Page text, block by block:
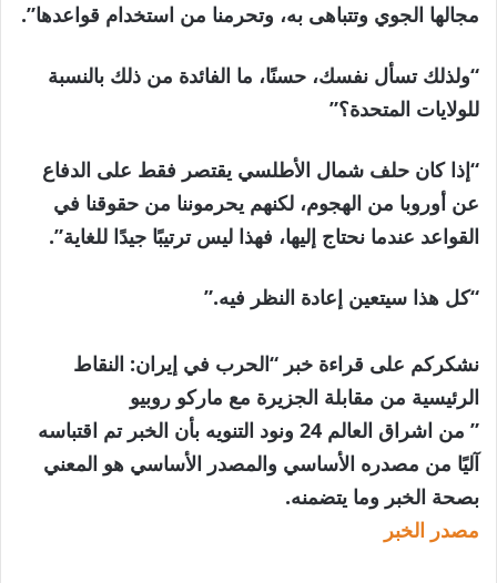
مجالها الجوي وتتباهى به، وتحرمنا من استخدام قواعدها”.
“ولذلك تسأل نفسك، حسنًا، ما الفائدة من ذلك بالنسبة
للولايات المتحدة؟”
“إذا كان حلف شمال الأطلسي يقتصر فقط على الدفاع
عن أوروبا من الهجوم، لكنهم يحرموننا من حقوقنا في
القواعد عندما نحتاج إليها، فهذا ليس ترتيبًا جيدًا للغاية”.
“كل هذا سيتعين إعادة النظر فيه.”
نشكركم على قراءة خبر “الحرب في إيران: النقاط
الرئيسية من مقابلة الجزيرة مع ماركو روبيو
” من اشراق العالم 24 ونود التنويه بأن الخبر تم اقتباسه
آليًا من مصدره الأساسي والمصدر الأساسي هو المعني
بصحة الخبر وما يتضمنه.
مصدر الخبر